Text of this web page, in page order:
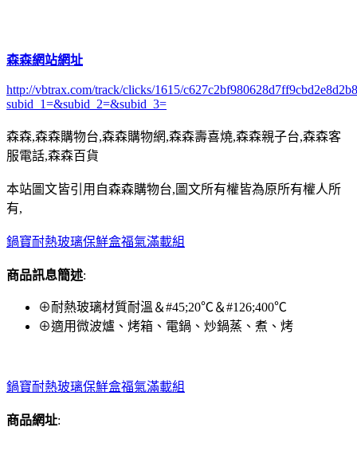
森森網站網址
http://vbtrax.com/track/clicks/1615/
subid_1=&subid_2=&subid_3=
森森,森森購物台,森森購物網,森森壽喜燒,森森親子台,森森客
服電話,森森百貨
本站圖文皆引用自森森購物台,圖文所有權皆為原所有權人所
有,
鍋寶耐熱玻璃保鮮盒福氣滿載組
商品訊息簡述:
⊕耐熱玻璃材質耐溫＆#45;20℃＆#126;400℃
⊕適用微波爐、烤箱、電鍋、炒鍋蒸、煮、烤
鍋寶耐熱玻璃保鮮盒福氣滿載組
商品網址: